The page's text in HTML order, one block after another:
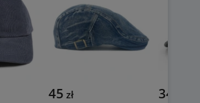
45 zł 34